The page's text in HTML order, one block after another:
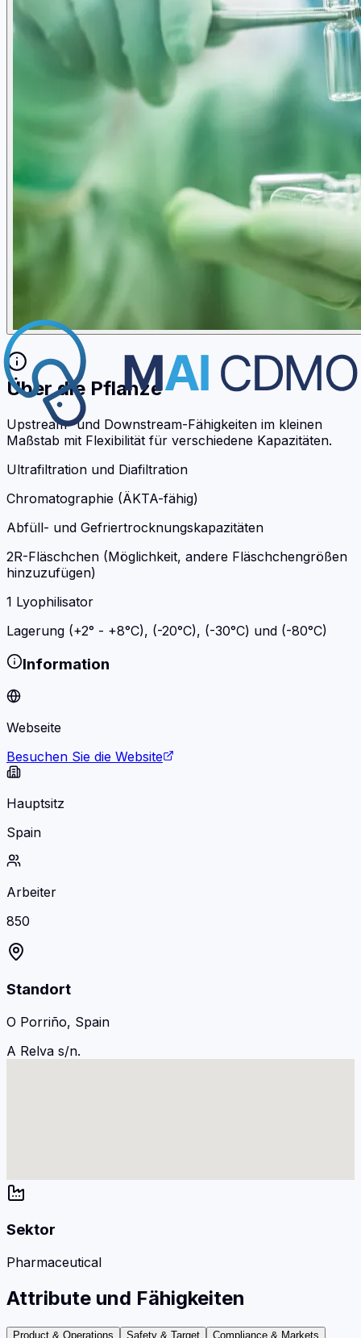
Über die Pflanze
Upstream- und Downstream-Fähigkeiten im kleinen
Maßstab mit Flexibilität für verschiedene Kapazitäten.
Ultrafiltration und Diafiltration
Chromatographie (ÄKTA-fähig)
Abfüll- und Gefriertrocknungskapazitäten
2R-Fläschchen (Möglichkeit, andere Fläschchengrößen
hinzuzufügen)
1 Lyophilisator
Lagerung (+2° - +8°C), (-20°C), (-30°C) und (-80°C)
Information
Webseite
Besuchen Sie die Website
Hauptsitz
Spain
Arbeiter
850
Standort
O Porriño, Spain
A Relva s/n.
Sektor
Pharmaceutical
Attribute und Fähigkeiten
Product & Operations Safety & Target Compliance & Markets